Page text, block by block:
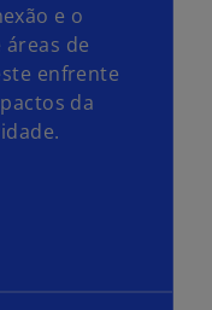
e o
de
enfrente
da